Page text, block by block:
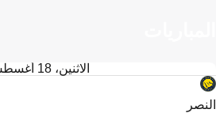
الاثنين، 18 أغسطس
النصر